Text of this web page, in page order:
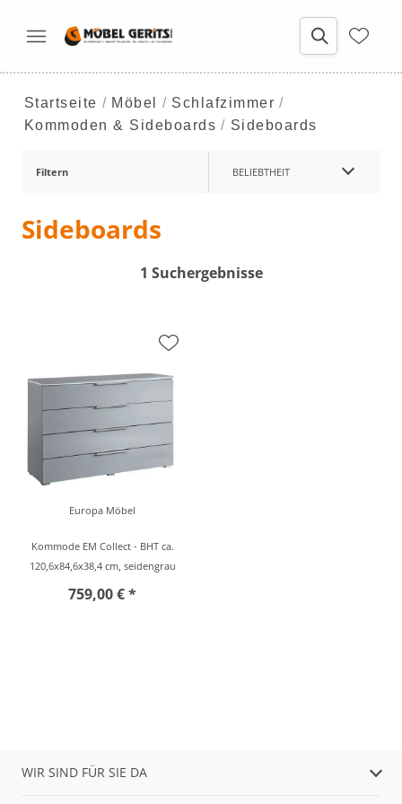
Startseite Möbel
Schlafzimmer
Kommoden & Sideboards
Sideboards
Filtern BELIEBTHEIT
Sideboards
1 Suchergebnisse
Europa Möbel
Kommode EM Collect - BHT ca.
120,6x84,6x38,4 cm, seidengrau
759,00 € *
WIR SIND FÜR SIE DA